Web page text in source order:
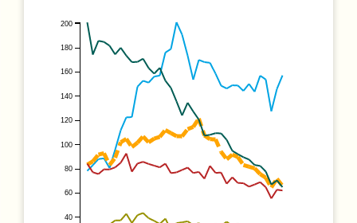
40
60
80
100
120
140
160
180
200